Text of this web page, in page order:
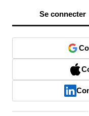
Se connecter